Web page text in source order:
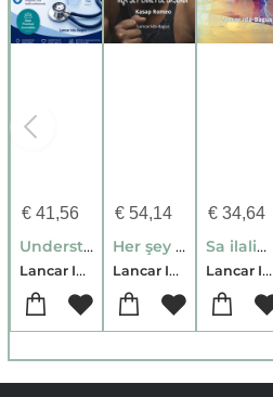
€41,56
Understanding Medical Language
Lancar Ida-Bagus
€54,14
Her şey Lahey’de başladı
Lancar Ida-Bagus
€ 34,64
Sa ilalim ng Huwad na Langit
Lancar Ida-Bagus